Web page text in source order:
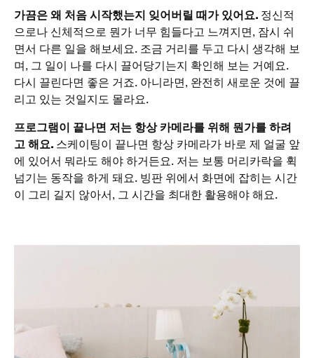
가끔은 왜 처음 시작했는지 잊어버릴 때가 있어요. 정신적
으로나 신체적으로 뭔가 너무 힘들다고 느껴지면, 잠시 쉬
면서 다른 일을 해보세요. 조금 거리를 두고 다시 생각해 보
며, 그 일이 나를 다시 끌어당기는지 확인해 보는 거예요.
다시 끌린다면 좋은 거죠. 아니라면, 완전히 새로운 것에 끌
리고 있는 것일지도 몰라요.
프로그램이 끝나면 저는 항상 카메라를 위해 뭔가를 하려
고 해요. 스케이팅이 끝나면 항상 카메라가 바로 제 얼굴 앞
에 있어서 뭐라도 해야 하거든요. 저는 보통 머리카락을 휙
넘기는 동작을 하게 돼요. 빙판 위에서 화면에 잡히는 시간
이 그리 길지 않아서, 그 시간을 최대한 활용해야 해요.